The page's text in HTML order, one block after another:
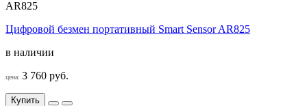
AR825
Цифровой безмен портативный Smart Sensor AR825
в наличии
цена: 3 760 руб.
Купить